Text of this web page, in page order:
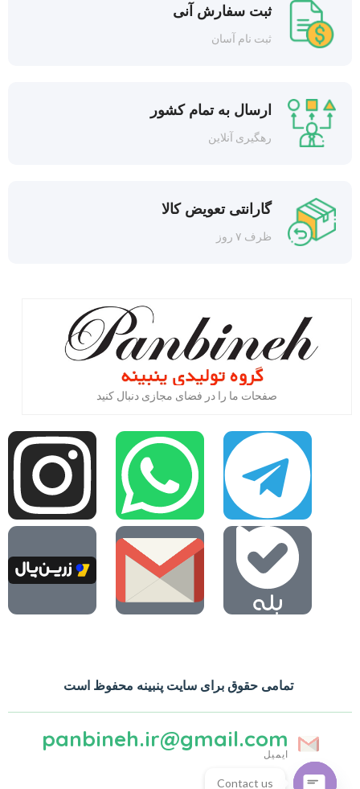
ثبت سفارش آنی
ثبت نام آسان
ارسال به تمام کشور
رهگیری آنلاین
گارانتی تعویض کالا
ظرف ۷ روز
صفحات ما را در فضای مجازی دنبال کنید
تمامی حقوق برای سایت پنبینه محفوظ است
panbineh.ir@gmail.com
ایمیل
Contact us